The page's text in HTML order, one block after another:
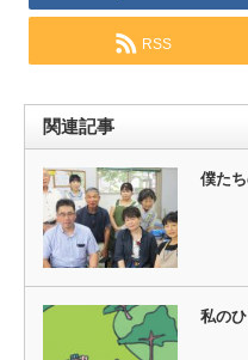
RSS
関連記事
僕た
私の